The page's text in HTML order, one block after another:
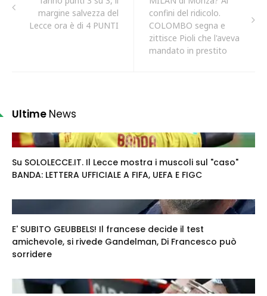
margine salvezza del
Lecce ora è di 4 PUNTI
confini del ridicolo.
COLOMBO segna e
zittisce Pioli che l'aveva
mandato in prestito
Ultime News
Su SOLOLECCE.IT. Il Lecce mostra i muscoli sul "caso"
BANDA: LETTERA UFFICIALE A FIFA, UEFA E FIGC
E' SUBITO GEUBBELS! Il francese decide il test
amichevole, si rivede Gandelman, Di Francesco può
sorridere